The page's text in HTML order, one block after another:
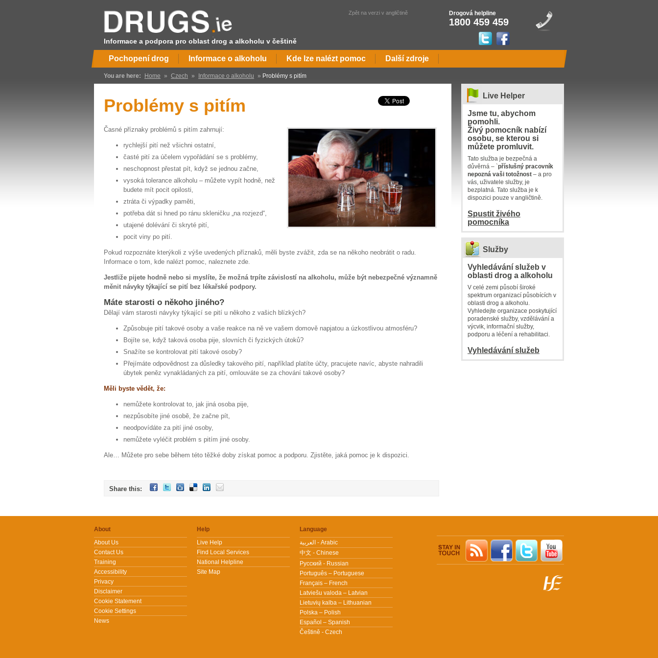
Zpět na verzi v angličtině Drogová helpline
1800 459 459
Informace a podpora pro oblast drog a alkoholu v češtině
Pochopení drog Informace o alkoholu Kde lze nalézt pomoc Další zdroje
You are here: Home » Czech » Informace o alkoholu » Problémy s pitím
Problémy s pitím
Časné příznaky problémů s pitím zahrnují:
rychlejší pití než všichni ostatní,
časté pití za účelem vypořádání se s problémy,
neschopnost přestat pít, když se jednou začne,
vysoká tolerance alkoholu – můžete vypít hodně, než
budete mít pocit opilosti,
ztráta či výpadky paměti,
potřeba dát si hned po ránu skleničku „na rozjezd“,
utajené dolévání či skryté pití,
pocit viny po pití.
Pokud rozpoznáte kterýkoli z výše uvedených příznaků, měli byste zvážit, zda se na někoho neobrátit o radu.
Informace o tom, kde nalézt pomoc, naleznete zde.
Jestliže pijete hodně nebo si myslíte, že možná trpíte závislostí na alkoholu, může být nebezpečné významně
měnit návyky týkající se pití bez lékařské podpory.
Máte starosti o někoho jiného?
Dělají vám starosti návyky týkající se pití u někoho z vašich blízkých?
Způsobuje pití takové osoby a vaše reakce na ně ve vašem domově napjatou a úzkostlivou atmosféru?
Bojíte se, když taková osoba pije, slovních či fyzických útoků?
Snažíte se kontrolovat pití takové osoby?
Přejímáte odpovědnost za důsledky takového pití, například platíte účty, pracujete navíc, abyste nahradili
úbytek peněz vynakládaných za pití, omlouváte se za chování takové osoby?
Měli byste vědět, že:
nemůžete kontrolovat to, jak jiná osoba pije,
nezpůsobíte jiné osobě, že začne pít,
neodpovídáte za pití jiné osoby,
nemůžete vyléčit problém s pitím jiné osoby.
Ale… Můžete pro sebe během této těžké doby získat pomoc a podporu. Zjistěte, jaká pomoc je k dispozici.
Share this:
Live Helper
Jsme tu, abychom
pomohli.
Živý pomocník nabízí
osobu, se kterou si
můžete promluvit.
Tato služba je bezpečná a
důvěrná – `příslušný pracovník
nepozná vaši totožnost – a pro
vás, uživatele služby, je
bezplatná. Tato služba je k
dispozici pouze v angličtině.
Spustit živého
pomocníka
Služby
Vyhledávání služeb v
oblasti drog a alkoholu
V celé zemi působí široké
spektrum organizací působících v
oblasti drog a alkoholu.
Vyhledejte organizace poskytující
poradenské služby, vzdělávání a
výcvik, informační služby,
podporu a léčení a rehabilitaci.
Vyhledávání služeb
About
About Us
Contact Us
Training
Accessibility
Privacy
Disclaimer
Cookie Statement
Cookie Settings
News
Help
Live Help
Find Local Services
National Helpline
Site Map
Language
العربية - Arabic
中文 - Chinese
Pусский - Russian
Português – Portuguese
Français – French
Latviešu valoda – Latvian
Lietuvių kalba – Lithuanian
Polska – Polish
Español – Spanish
Češtině - Czech